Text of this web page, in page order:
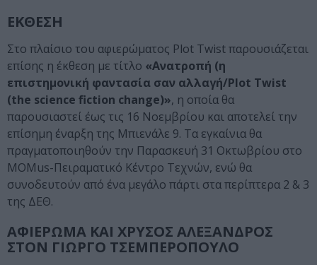
ΕΚΘΕΣΗ
Στο πλαίσιο του αφιερώματος Plot Twist παρουσιάζεται
επίσης η έκθεση με τίτλο «Ανατροπή (η
επιστημονική φαντασία σαν αλλαγή/Plot Twist
(the science fiction change)», η οποία θα
παρουσιαστεί έως τις 16 Νοεμβρίου και αποτελεί την
επίσημη έναρξη της Μπιενάλε 9. Τα εγκαίνια θα
πραγματοποιηθούν την Παρασκευή 31 Οκτωβρίου στο
MOMus-Πειραματικό Κέντρο Τεχνών, ενώ θα
συνοδευτούν από ένα μεγάλο πάρτι στα περίπτερα 2 & 3
της ΔΕΘ.
ΑΦΙΕΡΩΜΑ ΚΑΙ ΧΡΥΣΟΣ ΑΛΕΞΑΝΔΡΟΣ
ΣΤΟΝ ΓΙΩΡΓΟ ΤΣΕΜΠΕΡΟΠΟΥΛΟ